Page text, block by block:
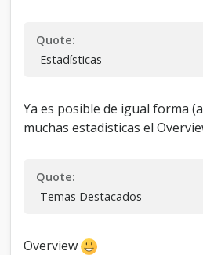
Quote:
-Estadísticas
Ya es posible de igual forma
muchas estadisticas el
Quote:
-Temas Destacados
Overview